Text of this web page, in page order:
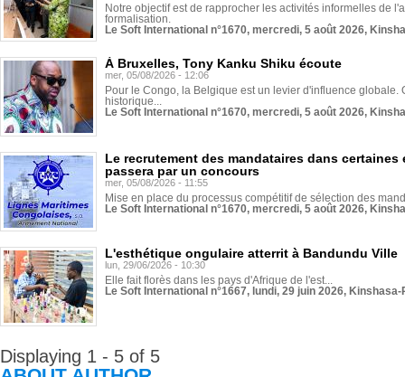
Notre objectif est de rapprocher les activités informelles de
formalisation.
Le Soft International n°1670, mercredi, 5 août 2026,
À Bruxelles, Tony Kanku Shiku écoute
mer, 05/08/2026 - 12:06
Pour le Congo, la Belgique est un levier d'influence globale.
historique...
Le Soft International n°1670, mercredi, 5 août 2026,
Le recrutement des mandataires dans
passera par un concours
mer, 05/08/2026 - 11:55
Mise en place du processus compétitif de sélection des
Le Soft International n°1670, mercredi, 5 août 2026,
L'esthétique ongulaire atterrit à Bandundu Ville
lun, 29/06/2026 - 10:30
Elle fait florès dans les pays d'Afrique de l'est...
Le Soft International n°1667, lundi, 29 juin 2026,
Displaying 1 - 5 of 5